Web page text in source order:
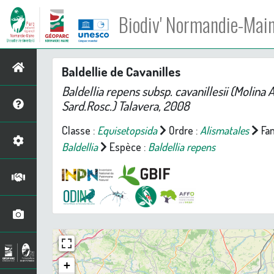
Biodiv' Normandie-
Baldellie de Cavanilles
Baldellia repenssubsp. cavanillesii(Molina
Sard.Rosc.) Talavera, 2008
Classe : Equisetopsida Ordre :Alismatales
Baldellia
Espèce : Baldellia repens
+